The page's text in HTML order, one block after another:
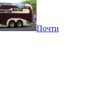
Почти